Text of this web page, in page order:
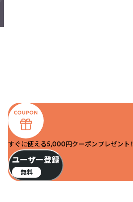
すぐに使える5,000円クーポンプレゼント！
ユーザー登録
無料